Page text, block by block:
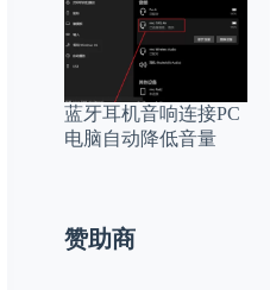
蓝牙耳机音响连接PC
电脑自动降低音量
赞助商